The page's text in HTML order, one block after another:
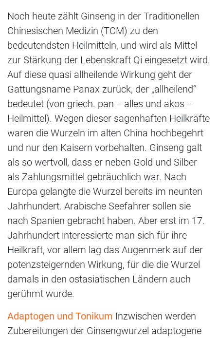
Noch heute zählt Ginseng in der Traditionellen
Chinesischen Medizin (TCM) zu den
bedeutendsten Heilmitteln, und wird als Mittel
zur Stärkung der Lebenskraft Qi eingesetzt wird.
Auf diese quasi allheilende Wirkung geht der
Gattungsname Panax zurück, der „allheilend“
bedeutet (von griech. pan = alles und akos =
Heilmittel). Wegen dieser sagenhaften Heilkräfte
waren die Wurzeln im alten China hochbegehrt
und nur den Kaisern vorbehalten. Ginseng galt
als so wertvoll, dass er neben Gold und Silber
als Zahlungsmittel gebräuchlich war. Nach
Europa gelangte die Wurzel bereits im neunten
Jahrhundert. Arabische Seefahrer sollen sie
nach Spanien gebracht haben. Aber erst im 17.
Jahrhundert interessierte man sich für ihre
Heilkraft, vor allem lag das Augenmerk auf der
potenzsteigernden Wirkung, für die die Wurzel
damals in den ostasiatischen Ländern auch
gerühmt wurde.
Adaptogen und Tonikum Inzwischen werden
Zubereitungen der Ginsengwurzel adaptogene